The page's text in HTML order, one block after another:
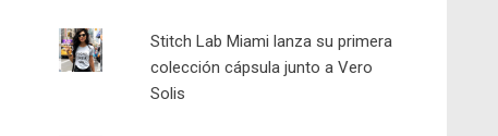
Stitch Lab Miami lanza su primera
colección cápsula junto a Vero
Solis